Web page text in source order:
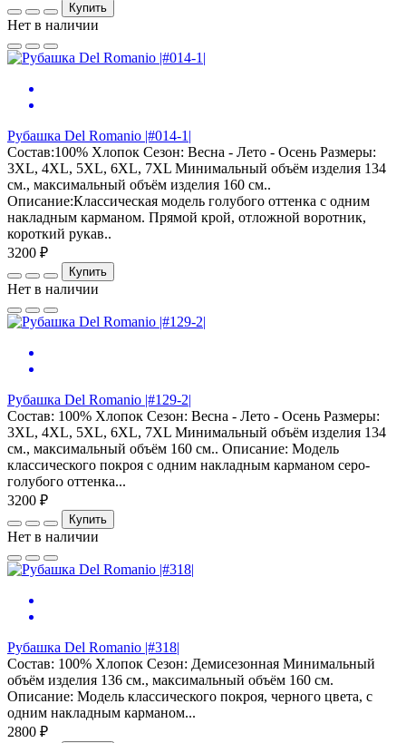
Купить
Нет в наличии
Рубашка Del Romanio |#014-1|
Состав:100% Хлопок Сезон: Весна - Лето - Осень Размеры:
3XL, 4XL, 5XL, 6XL, 7XL Минимальный объём изделия 134
см., максимальный объём изделия 160 см..
Описание:Классическая модель голубого оттенка с одним
накладным карманом. Прямой крой, отложной воротник,
короткий рукав..
3200 ₽
Купить
Нет в наличии
Рубашка Del Romanio |#129-2|
Состав: 100% Хлопок Сезон: Весна - Лето - Осень Размеры:
3XL, 4XL, 5XL, 6XL, 7XL Минимальный объём изделия 134
см., максимальный объём 160 см.. Описание: Модель
классического покроя с одним накладным карманом серо-
голубого оттенка...
3200 ₽
Купить
Нет в наличии
Рубашка Del Romanio |#318|
Состав: 100% Хлопок Сезон: Демисезонная Минимальный
объём изделия 136 см., максимальный объём 160 см.
Описание: Модель классического покроя, черного цвета, с
одним накладным карманом...
2800 ₽